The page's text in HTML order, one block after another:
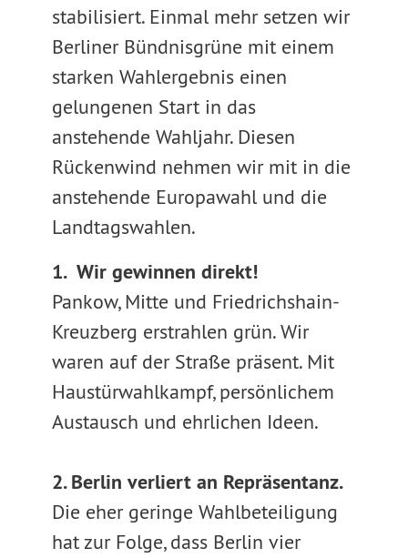
stabilisiert. Einmal mehr setzen wir
Berliner Bündnisgrüne mit einem
starken Wahlergebnis einen
gelungenen Start in das
anstehende Wahljahr. Diesen
Rückenwind nehmen wir mit in die
anstehende Europawahl und die
Landtagswahlen.
1. Wir gewinnen direkt!
Pankow, Mitte und Friedrichshain-
Kreuzberg erstrahlen grün. Wir
waren auf der Straße präsent. Mit
Haustürwahlkampf, persönlichem
Austausch und ehrlichen Ideen.
2. Berlin verliert an Repräsentanz.
Die eher geringe Wahlbeteiligung
hat zur Folge, dass Berlin vier